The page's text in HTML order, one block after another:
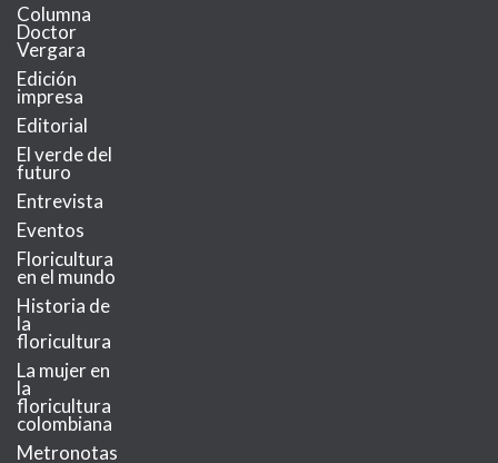
Columna
Doctor
Vergara
Edición
impresa
Editorial
El verde del
futuro
Entrevista
Eventos
Floricultura
en el mundo
Historia de
la
floricultura
La mujer en
la
floricultura
colombiana
Metronotas